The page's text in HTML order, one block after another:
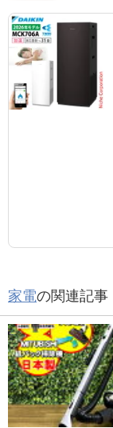
家電の関連記事